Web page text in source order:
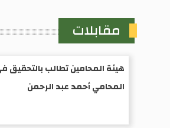
مقابلات
هيئة المحامين تطالب بالتحقيق
المحامي أحمد عبد الرحمن